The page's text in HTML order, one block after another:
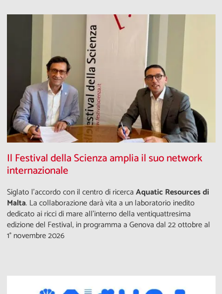
Il Festival della Scienza amplia il suo network
internazionale
Siglato l'accordo con il centro di ricercaAquatic Resources di
Malta. La collaborazione darà vita a un laboratorio inedito
dedicato ai ricci di mare all’interno della ventiquattresima
edizione del Festival, in programma a Genova dal 22 ottobre al
1° novembre 2026